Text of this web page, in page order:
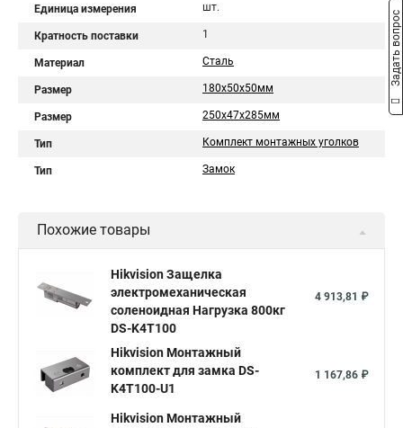
Единица измерения шт.
Кратность поставки 1
Материал Сталь
Размер 180х50х50мм
Размер 250х47х285мм
Тип Комплект монтажных уголков
Тип Замок
Похожие товары
Hikvision Защелка
электромеханическая
соленоидная Нагрузка 800кг
DS-K4T100
4 913,81 ₽
Hikvision Монтажный
комплект для замка DS-
K4T100-U1
1 167,86 ₽
Hikvision Монтажный
Задать вопрос